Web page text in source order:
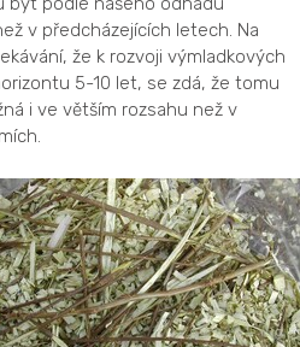
v předcházejících letech. Na
že k rozvoji výmladkových
5-10 let, se zdá, že tomu
i ve větším rozsahu než v